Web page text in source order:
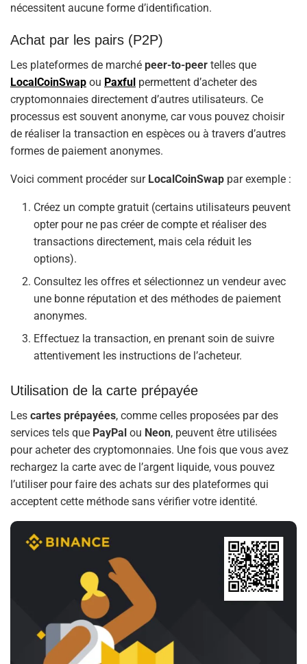
nécessitent aucune forme d’identification.
Achat par les pairs (P2P)
Les plateformes de marché peer-to-peer telles que
LocalCoinSwap ou Paxful permettent d’acheter des
cryptomonnaies directement d’autres utilisateurs. Ce
processus est souvent anonyme, car vous pouvez choisir
de réaliser la transaction en espèces ou à travers d’autres
formes de paiement anonymes.
Voici comment procéder sur LocalCoinSwap par exemple :
Créez un compte gratuit (certains utilisateurs peuvent
opter pour ne pas créer de compte et réaliser des
transactions directement, mais cela réduit les
options).
Consultez les offres et sélectionnez un vendeur avec
une bonne réputation et des méthodes de paiement
anonymes.
Effectuez la transaction, en prenant soin de suivre
attentivement les instructions de l’acheteur.
Utilisation de la carte prépayée
Les cartes prépayées, comme celles proposées par des
services tels que PayPal ou Neon, peuvent être utilisées
pour acheter des cryptomonnaies. Une fois que vous avez
rechargez la carte avec de l’argent liquide, vous pouvez
l’utiliser pour faire des achats sur des plateformes qui
acceptent cette méthode sans vérifier votre identité.